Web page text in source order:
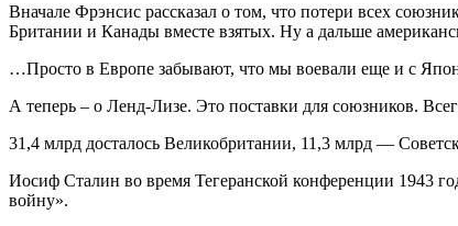
Вначале Фрэнсис рассказал о том, что потери всех
Британии и Канады вместе взятых. Ну а дальше
…Просто в Европе забывают, что мы воевали еще и с
А теперь – о Ленд-Лизе. Это поставки для союзников.
31,4 млрд досталось Великобритании, 11,3 млрд —
Иосиф Сталин во время Тегеранской конференции 1943
войну».